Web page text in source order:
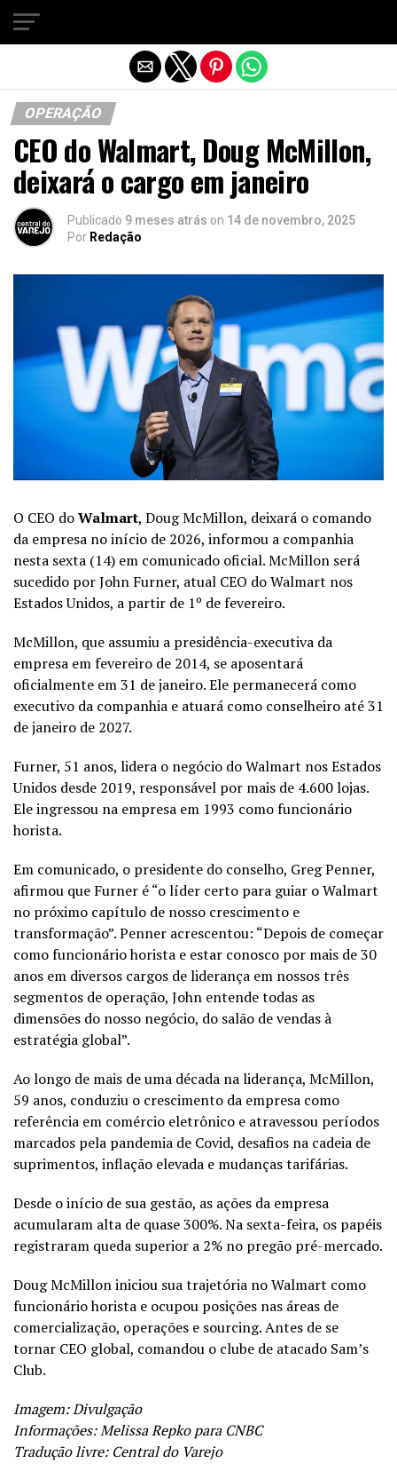
OPERAÇÃO
CEO do Walmart, Doug McMillon,
deixará o cargo em janeiro
Publicado 9 meses atrás on 14 de novembro, 2025
Por Redação
O CEO doWalmart, Doug McMillon, deixará o comando
da empresa no início de 2026, informou a companhia
nesta sexta (14) em comunicado oficial. McMillon será
sucedido por John Furner, atual CEO do Walmart nos
Estados Unidos, a partir de 1º de fevereiro.
McMillon, que assumiu a presidência-executiva da
empresa em fevereiro de 2014, se aposentará
oficialmente em 31 de janeiro. Ele permanecerá como
executivo da companhia e atuará como conselheiro até 31
de janeiro de 2027.
Furner, 51 anos, lidera o negócio do Walmart nos Estados
Unidos desde 2019, responsável por mais de 4.600 lojas.
Ele ingressou na empresa em 1993 como funcionário
horista.
Em comunicado, o presidente do conselho, Greg Penner,
afirmou que Furner é “o líder certo para guiar o Walmart
no próximo capítulo de nosso crescimento e
transformação”. Penner acrescentou: “Depois de começar
como funcionário horista e estar conosco por mais de 30
anos em diversos cargos de liderança em nossos três
segmentos de operação, John entende todas as
dimensões do nosso negócio, do salão de vendas à
estratégia global”.
Ao longo de mais de uma década na liderança, McMillon,
59 anos, conduziu o crescimento da empresa como
referência em comércio eletrônico e atravessou períodos
marcados pela pandemia de Covid, desafios na cadeia de
suprimentos, inflação elevada e mudanças tarifárias.
Desde o início de sua gestão, as ações da empresa
acumularam alta de quase 300%. Na sexta-feira, os papéis
registraram queda superior a 2% no pregão pré-mercado.
Doug McMillon iniciou sua trajetória no Walmart como
funcionário horista e ocupou posições nas áreas de
comercialização, operações e sourcing. Antes de se
tornar CEO global, comandou o clube de atacado Sam’s
Club.
Imagem: Divulgação
Informações: Melissa Repko para CNBC
Tradução livre: Central do Varejo